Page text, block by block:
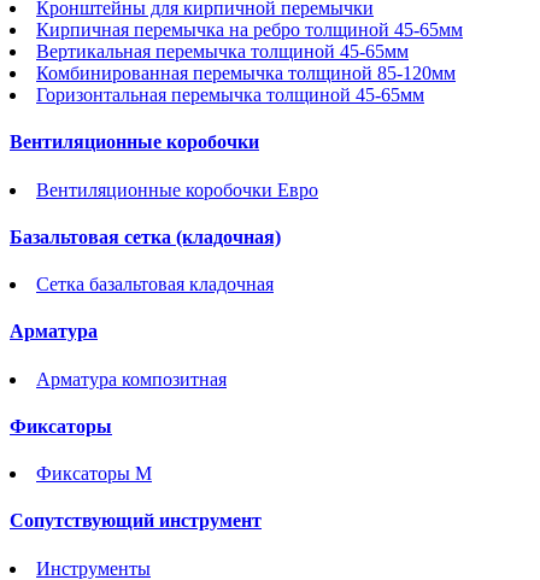
Кронштейны для кирпичной перемычки
Кирпичная перемычка на ребро толщиной 45-65мм
Вертикальная перемычка толщиной 45-65мм
Комбинированная перемычка толщиной 85-120мм
Горизонтальная перемычка толщиной 45-65мм
Вентиляционные коробочки
Вентиляционные коробочки Евро
Базальтовая сетка (кладочная)
Сетка базальтовая кладочная
Арматура
Арматура композитная
Фиксаторы
Фиксаторы М
Сопутствующий инструмент
Инструменты